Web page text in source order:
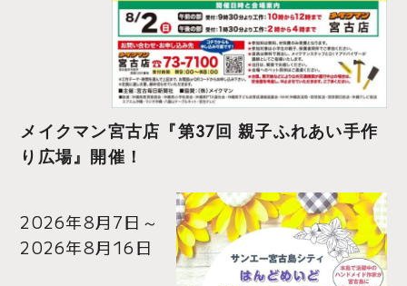
メイクマン宮古店『第37回 親子ふれあい手作
り広場』開催！
2026年8月7日 ～
2026年8月16日